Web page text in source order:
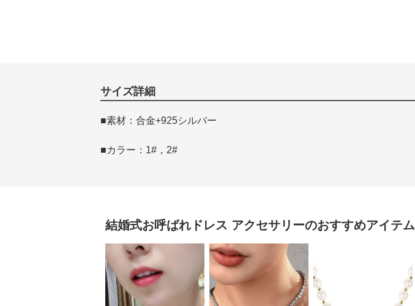
サイズ詳細
■素材：合金+925シルバー
■カラー：1#，2#
結婚式お呼ばれドレス アクセサリーのおすすめアイテム